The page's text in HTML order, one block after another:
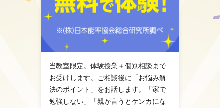
当教室限定。体験授業＋個別相談まで
お受けします。ご相談後に「お悩み解
決のポイント」をお話します。「家で
勉強しない」「親が言うとケンカにな